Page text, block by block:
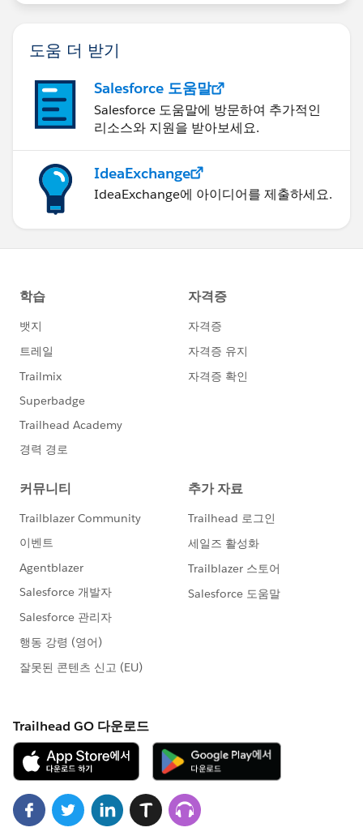
도움 더 받기
Salesforce 도움말
Salesforce 도움말에 방문하여 추가적인
리소스와 지원을 받아보세요.
IdeaExchange
IdeaExchange에 아이디어를 제출하세요.